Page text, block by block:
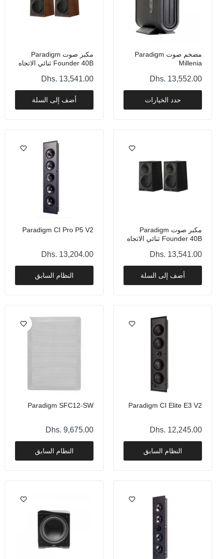
Dhs. 12,245.00
Paradigm SFC12-SW
بارادايم ديفايانس S12 أسود لامع
Dhs. 8,845.00
سينما بارادايم 100 سي تي
Dhs. 6,975.00
Dhs. 6,626.00
تحدي النموذج الموسم العاشر
Dhs. 6,569.00
بارادايم بريمير 600 سي
Dhs. 5,858.00
Dhs. 5,618.00
بارادايم إكس-500
مضخم صوت Paradigm
Millenia
Dhs. 13,552.00
حدد الخيارات
مكبر صوت Paradigm
Founder 40B ثنائي الاتجاه
Dhs. 13,541.00
أضف إلى السلة
مكبر صوت Paradigm
Founder 40B ثنائي الاتجاه
الجوز الأسود
Dhs. 13,541.00
أضف إلى السلة
Paradigm CI Pro P5 V2
Dhs. 13,204.00
النظام السابق
Paradigm CI Elite E3 V2
Dhs. 12,245.00
النظام السابق
Paradigm SFC12-SW
Dhs. 9,675.00
النظام السابق